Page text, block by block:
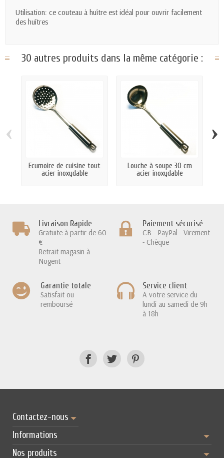
Utilisation: ce couteau à huître est idéal pour ouvrir facilement
des huîtres
30 autres produits dans la même catégorie :
Ecumoire de cuisine tout
acier inoxydable
Louche à soupe 30 cm
acier inoxydable
‹ ›
Livraison Rapide
Gratuite à partir de 60
€
Retrait magasin à
Nogent
Paiement sécurisé
CB - PayPal - Virement
- Chèque
Garantie totale
Satisfait ou
remboursé
Service client
A votre service du
lundi au samedi de 9h
à 18h
Contactez-nous
Informations
Nos produits